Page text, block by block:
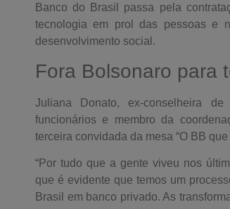
Banco do Brasil passa pela
tecnologia em prol das pessoas e
desenvolvimento social.
Fora Bolsonaro para
Juliana Donato, ex-conselheira
funcionários e membro da
terceira convidada da mesa “O BB
“Por tudo que a gente viveu nos
que é evidente que temos um
Brasil em banco privado. As